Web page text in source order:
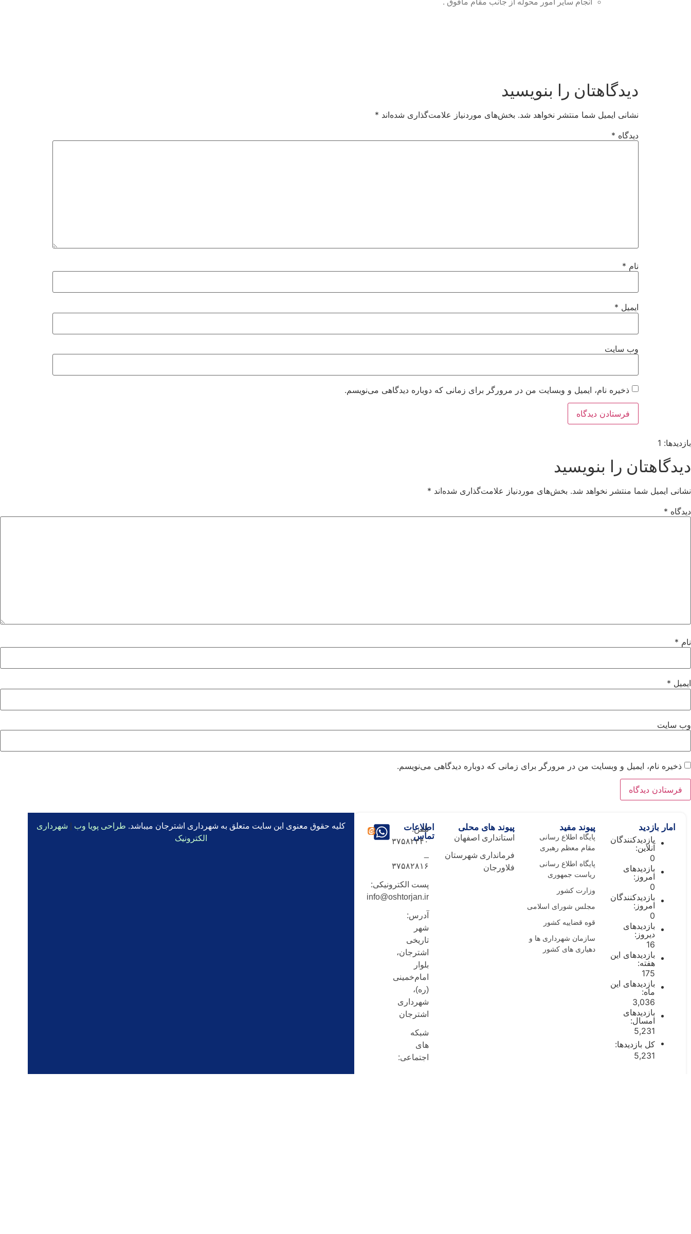
دیدگاهتان را بنویسید
نشانی ایمیل شما منتشر نخواهد شد. بخش‌های موردنیاز علامت‌گذاری شده‌اند *
دیدگاه *
نام *
ایمیل *
وب‌ سایت
ذخیره نام، ایمیل و وبسایت من در مرورگر برای زمانی که دوباره دیدگاهی می‌نویسم.
بازدیدها: 1
دیدگاهتان را بنویسید
نشانی ایمیل شما منتشر نخواهد شد. بخش‌های موردنیاز علامت‌گذاری شده‌اند *
دیدگاه *
نام *
ایمیل *
وب‌ سایت
ذخیره نام، ایمیل و وبسایت من در مرورگر برای زمانی که دوباره دیدگاهی می‌نویسم.
امار بازدید
بازدیدکنندگان
آنلاین:
0
بازدیدهای
امروز:
0
بازدیدکنندگان
امروز:
0
بازدیدهای
دیروز:
16
بازدیدهای این
هفته:
175
بازدیدهای این
ماه:
3,036
بازدیدهای
امسال:
5,231
کل بازدیدها:
5,231
پیوند مفید
پایگاه اطلاع رسانی
مقام معظم رهبری
پایگاه اطلاع رسانی
ریاست جمهوری
وزارت کشور
مجلس شورای اسلامی
قوه قضاییه کشور
سازمان شهرداری ها و
دهیاری های کشور
پیوند های محلی
استانداری اصفهان
فرمانداری شهرستان
فلاورجان
اطلاعات
تماس
تلفن:
۳۷۵۸۲۴۴۰
۳۷۵۸۲۸۱۶
پست الکترونیکی:
info@oshtorjan.ir
آدرس:
شهر
تاریخی
اشترجان،
بلوار
امام‌خمینی
(ره)،
شهرداری
اشترجان
شبکه
های
اجتماعی:
کلیه حقوق معنوی این سایت متعلق به شهرداری اشترجان میباشد. طراحی پویا وب
شهرداری
الکترونیک